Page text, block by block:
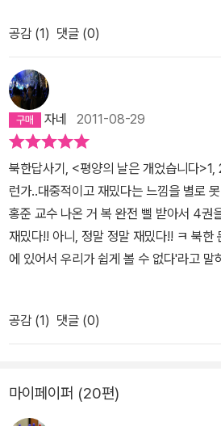
적으로 공부하면서, 그들의 문화유산의 매
억하는 우리나라의 문화유산이란, 고등학
사와 석굴암 이 다였다. 이 책 특히 4권의
안 몰랐던 북한의 문화유산에 대한 선생
에서 느낀 감동이 이제까지 읽었던 것과
이 북한을 다녀온지 벌써 20년이 되었고,
은 또 다른 존재이긴 하지만, 한번도 북한
적이 없는 나로서는 또다른 마음의 울림
적으로 유홍준 선생님을 잘 아는 것은 아
인간적인 모습과 학자로서의 견식과 인생
것이 많았다. 나도 선생처럼 담백하지만,
을 살고 싶다.
공감 (1) 댓글 (0)
자네 2011-08-29
북한답사기, <평양의 날은 개었습니다
런가..대중적이고 재밌다는 느낌을 별로
홍준 교수 나온 거 복 완전 삘 받아서 4권
재밌다!! 아니, 정말 정말 재밌다!! ㅋ 북한
에 있어서 우리가 쉽게 볼 수 없다'라고 말
감흥을 주지 못했던 것들이 유홍준 교수의
이해가 쉽게 되고 재밌다.특히 이 책을 읽
군데라도 꼭 가보고 싶다는 생각을 하게
들에게서 수도자나 성직자의 모습을 느낄
절에는 스님들이 지내는 공간이 따로 마련
공감 (1) 댓글 (0)
마이페이퍼 (20편)